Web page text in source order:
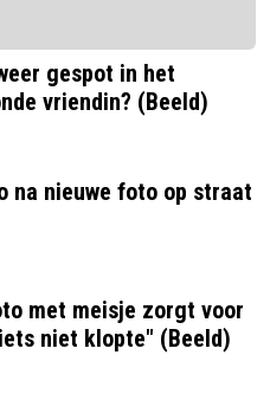
gespot in het
vriendin? (Beeld)
na nieuwe foto op straat
met meisje zorgt voor
niet klopte" (Beeld)